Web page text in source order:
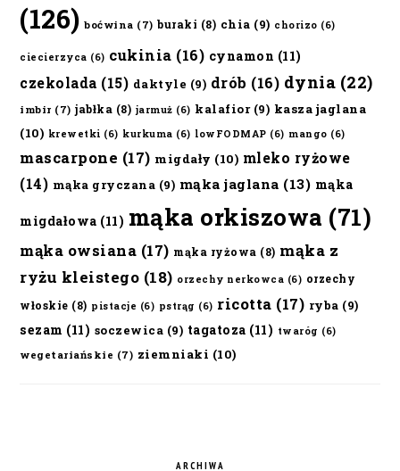
(126) boćwina (7) buraki (8) chia (9) chorizo (6)
ciecierzyca (6) cukinia (16) cynamon (11)
czekolada (15) daktyle (9) drób (16) dynia (22)
imbir (7) jabłka (8) jarmuż (6) kalafior(9) kasza jaglana
(10) krewetki (6) kurkuma (6) lowFODMAP (6) mango (6)
mascarpone (17) migdały (10) mleko ryżowe
(14) mąka gryczana (9) mąka jaglana (13) mąka
migdałowa (11) mąka orkiszowa (71)
mąka owsiana (17) mąka ryżowa (8) mąka z
ryżu kleistego (18) orzechy nerkowca (6) orzechy
włoskie (8) pistacje (6) pstrąg (6) ricotta (17) ryba (9)
sezam (11) soczewica (9) tagatoza (11) twaróg (6)
wegetariańskie (7) ziemniaki (10)
ARCHIWA